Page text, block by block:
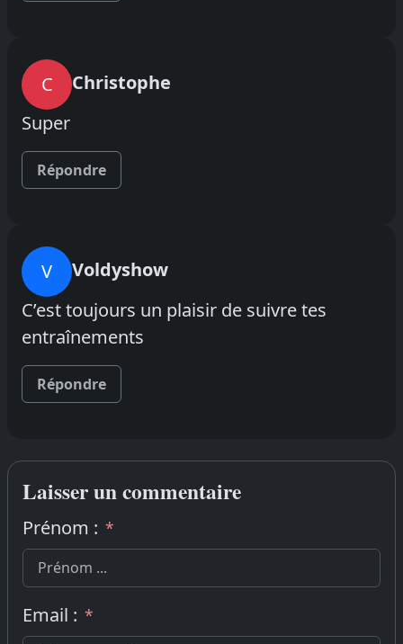
C
Christophe
Super
Répondre
V
Voldyshow
C’est toujours un plaisir de suivre tes
entraînements
Répondre
Laisser un commentaire
Prénom : *
Email : *